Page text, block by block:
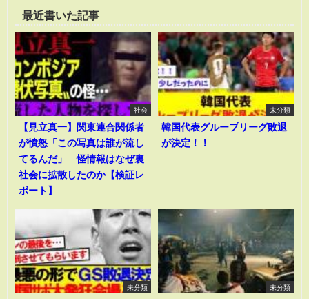
最近書いた記事
社会
【見立真一】関東連合関係者
が憤怒「この写真は誰が流し
てるんだ」 怪情報はなぜ裏
社会に拡散したのか【検証レ
ポート】
未分類
韓国代表グループリーグ敗退
が決定！！
未分類 未分類